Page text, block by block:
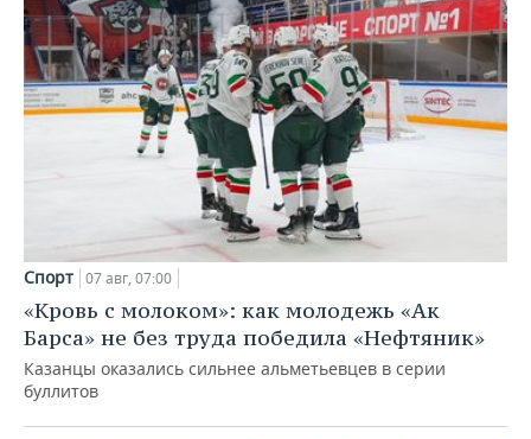
Спорт 07 авг, 07:00
«Кровь с молоком»: как молодежь «Ак
Барса» не без труда победила «Нефтяник»
Казанцы оказались сильнее альметьевцев в серии
буллитов